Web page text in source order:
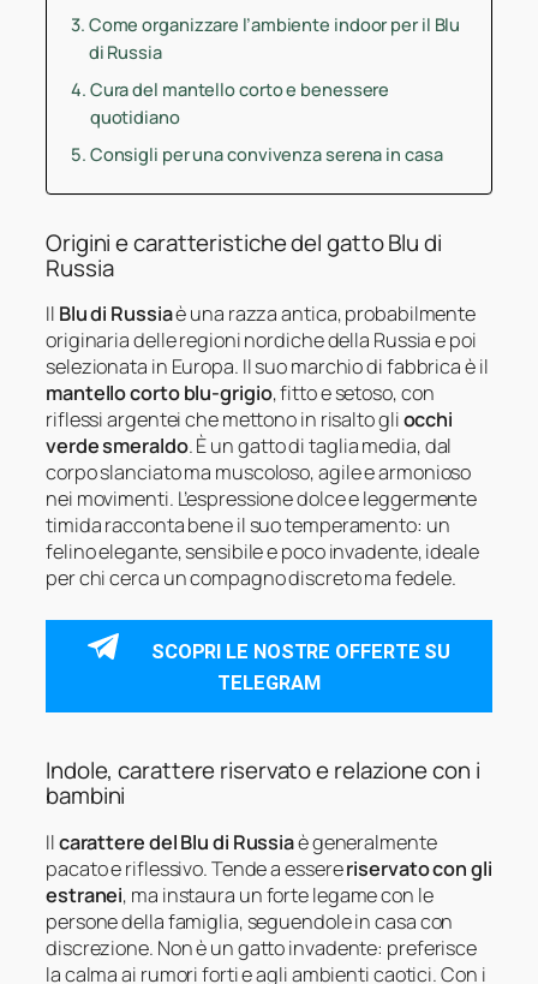
Come organizzare l’ambiente indoor per il Blu
di Russia
Cura del mantello corto e benessere
quotidiano
Consigli per una convivenza serena in casa
Origini e caratteristiche del gatto Blu di
Russia
Il Blu di Russiaè una razza antica, probabilmente
originaria delle regioni nordiche della Russia e poi
selezionata in Europa. Il suo marchio di fabbrica è il
mantello corto blu-grigio, fitto e setoso, con
riflessi argentei che mettono in risalto gliocchi
verde smeraldo. È un gatto di taglia media, dal
corpo slanciato ma muscoloso, agile e armonioso
nei movimenti. L’espressione dolce e leggermente
timida racconta bene il suo temperamento: un
felino elegante, sensibile e poco invadente, ideale
per chi cerca un compagno discreto ma fedele.
SCOPRI LE NOSTRE OFFERTE SU
TELEGRAM
Indole, carattere riservato e relazione con i
bambini
Ilcarattere del Blu di Russiaè generalmente
pacato e riflessivo. Tende a essereriservato con gli
estranei, ma instaura un forte legame con le
persone della famiglia, seguendole in casa con
discrezione. Non è un gatto invadente: preferisce
la calma ai rumori forti e agli ambienti caotici. Con i